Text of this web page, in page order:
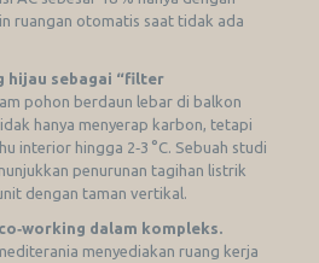
ruangan otomatis saat tidak ada
hijau sebagai “filter
pohon berdaun lebar di balkon
hanya menyerap karbon, tetapi
interior hingga 2‑3 °C. Sebuah studi
penurunan tagihan listrik
dengan taman vertikal.
dalam kompleks.
menyediakan ruang kerja